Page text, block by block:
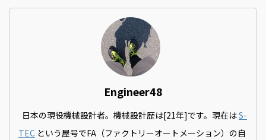
Engineer48
日本の現役機械設計者。機械設計歴は[21年]です。現在はS-
TEC という屋号でFA（ファクトリーオートメーション）の自